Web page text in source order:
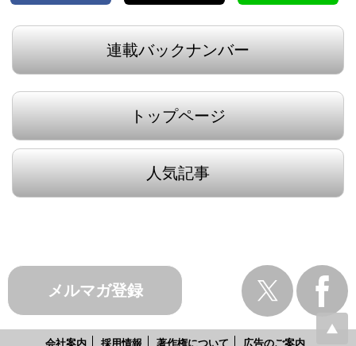
連載バックナンバー
トップページ
人気記事
メルマガ登録
会社案内 採用情報 著作権について 広告のご案内